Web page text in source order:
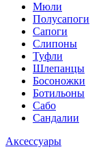
Мюли
Полусапоги
Сапоги
Слипоны
Туфли
Шлепанцы
Босоножки
Ботильоны
Сабо
Сандалии
Аксессуары